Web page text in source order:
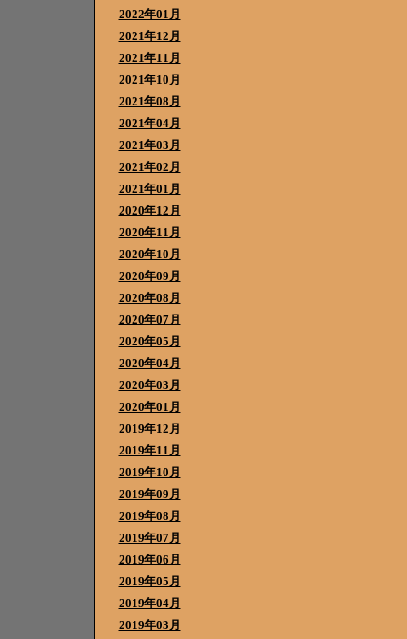
2022年01月
2021年12月
2021年11月
2021年10月
2021年08月
2021年04月
2021年03月
2021年02月
2021年01月
2020年12月
2020年11月
2020年10月
2020年09月
2020年08月
2020年07月
2020年05月
2020年04月
2020年03月
2020年01月
2019年12月
2019年11月
2019年10月
2019年09月
2019年08月
2019年07月
2019年06月
2019年05月
2019年04月
2019年03月